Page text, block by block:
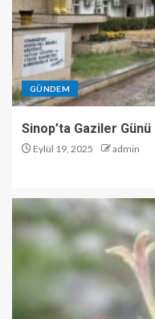
GÜNDEM
Sinop’ta Gaziler
Eylül 19, 2025 admin